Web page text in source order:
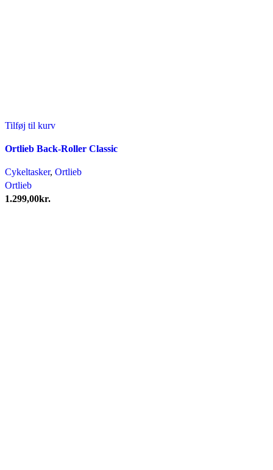
Tilføj til kurv
Ortlieb Back-Roller Classic
Cykeltasker, Ortlieb
Ortlieb
1.299,00kr.